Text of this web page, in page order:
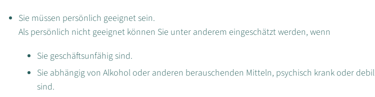
Sie müssen persönlich geeignet sein.
Als persönlich nicht geeignet können Sie unter anderem eingeschätzt werden, wenn
Sie geschäftsunfähig sind.
Sie abhängig von Alkohol oder anderen berauschenden Mitteln, psychisch krank oder debil
sind.